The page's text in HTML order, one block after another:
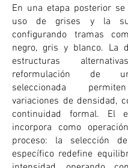
En una etapa posterior
uso de grises y la
configurando tramas
negro, gris y blanco. La
estructuras
reformulación de
seleccionada
variaciones de densidad,
continuidad formal. El
incorpora como
proceso: la selección
específico redefine